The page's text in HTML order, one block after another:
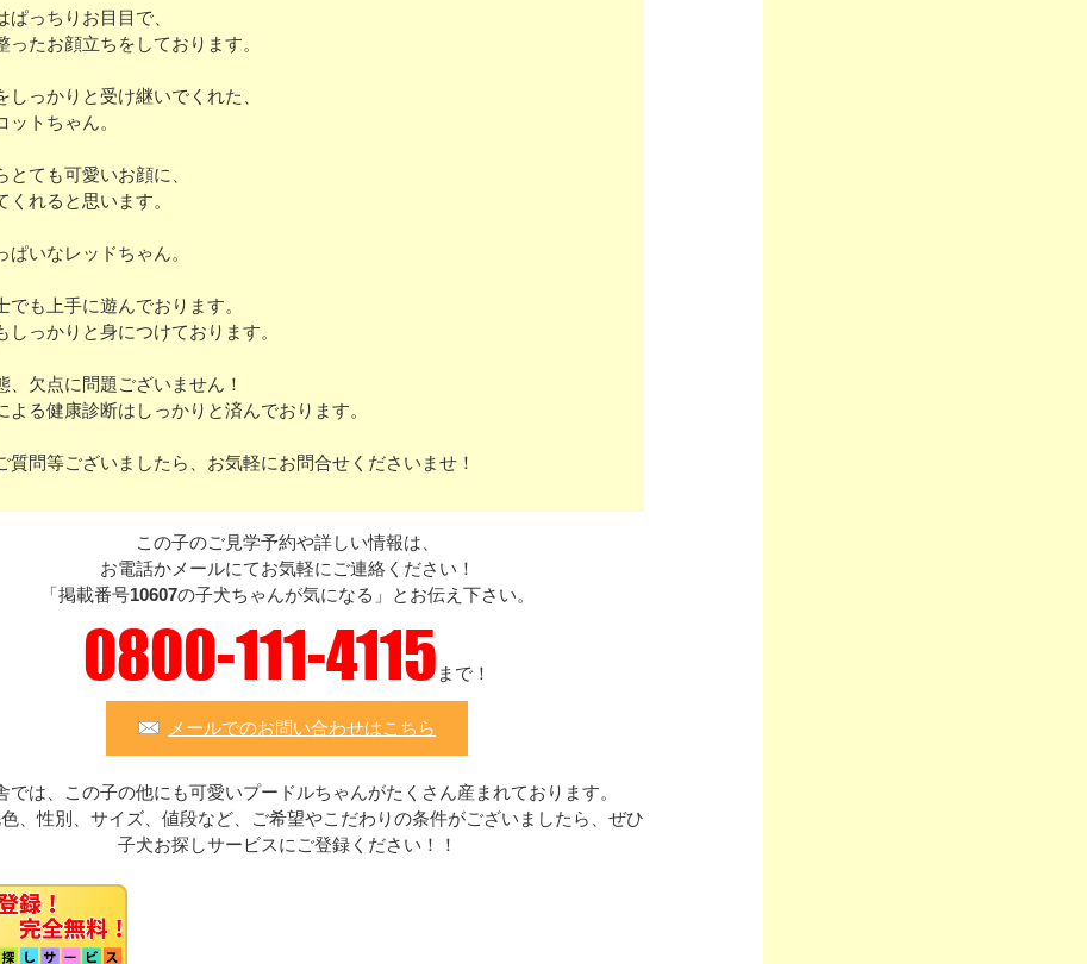
ぱっちりお目目で、
ったお顔立ちをしております。
しっかりと受け継いでくれた、
ットちゃん。
とても可愛いお顔に、
くれると思います。
ぱいなレッドちゃん。
でも上手に遊んでおります。
しっかりと身につけております。
、欠点に問題ございません！
よる健康診断はしっかりと済んでおります。
質問等ございましたら、お気軽にお問合せくださいませ！
この子のご見学予約や詳しい情報は、
お電話かメールにてお気軽にご連絡ください！
「掲載番号10607の子犬ちゃんが気になる」とお伝え下さい。
0800-111-4115 まで！
メールでのお問い合わせはこちら
では、この子の他にも可愛いプードルちゃんがたくさん産まれております。
、性別、サイズ、値段など、ご希望やこだわりの条件がございましたら、ぜひ
子犬お探しサービスにご登録ください！！